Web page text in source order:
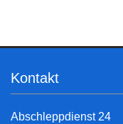
Kontakt
Abschleppdienst 24